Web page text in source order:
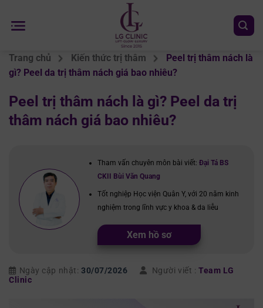
đến
Trang chủ Kiến thức trị thâm
Peel trị thâm nách là
gì? Peel da trị thâm nách giá bao nhiêu?
Peel trị thâm nách là gì? Peel da trị
thâm nách giá bao nhiêu?
Tham vấn chuyên môn bài viết: Đại Tá BS
CKII Bùi Văn Quang
Tốt nghiệp Học viện Quân Y, với 20 năm kinh
nghiệm trong lĩnh vực y khoa & da liễu
Xem hồ sơ
Ngày cập nhật: 30/07/2026 Người viết : Team LG
Clinic